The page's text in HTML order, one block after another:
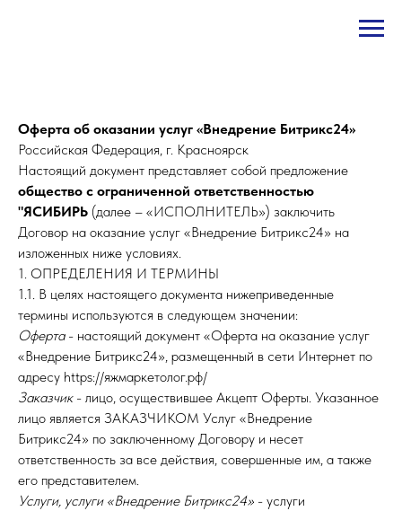
Оферта об оказании услуг «Внедрение Битрикс24»
Российская Федерация, г. Красноярск
Настоящий документ представляет собой предложение
общество с ограниченной ответственностью
"ЯСИБИРЬ (далее – «ИСПОЛНИТЕЛЬ») заключить
Договор на оказание услуг «Внедрение Битрикс24» на
изложенных ниже условиях.
1. ОПРЕДЕЛЕНИЯ И ТЕРМИНЫ
1.1. В целях настоящего документа нижеприведенные
термины используются в следующем значении:
Оферта - настоящий документ «Оферта на оказание услуг
«Внедрение Битрикс24», размещенный в сети Интернет по
адресу https://яжмаркетолог.рф/
Заказчик - лицо, осуществившее Акцепт Оферты. Указанное
лицо является ЗАКАЗЧИКОМ Услуг «Внедрение
Битрикс24» по заключенному Договору и несет
ответственность за все действия, совершенные им, а также
его представителем.
Услуги, услуги «Внедрение Битрикс24» - услуги